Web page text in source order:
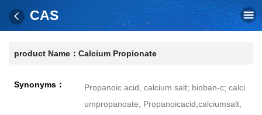
CAS
product Name： Calcium Propionate
Synonyms：
Propanoic acid, calcium salt; bioban-c; calci
umpropanoate; Propanoicacid,calciumsalt;